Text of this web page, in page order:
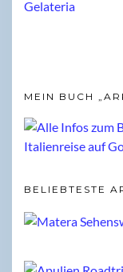
MEIN BUCH
BELIEBTESTE